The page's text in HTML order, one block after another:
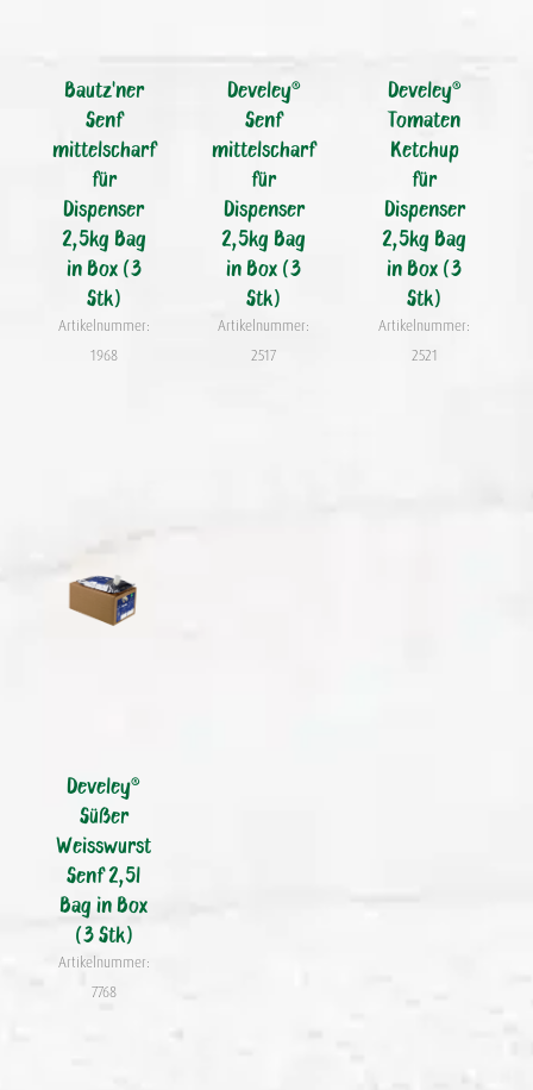
Bautz'ner
Senf
mittelscharf
für
Dispenser
2,5kg Bag
in Box (3
Stk)
Artikelnummer:
1968
Develey®
Senf
mittelscharf
für
Dispenser
2,5kg Bag
in Box (3
Stk)
Artikelnummer:
2517
Develey®
Tomaten
Ketchup
für
Dispenser
2,5kg Bag
in Box (3
Stk)
Artikelnummer:
2521
Develey®
Süßer
Weisswurst
Senf 2,5l
Bag in Box
(3 Stk)
Artikelnummer:
7768